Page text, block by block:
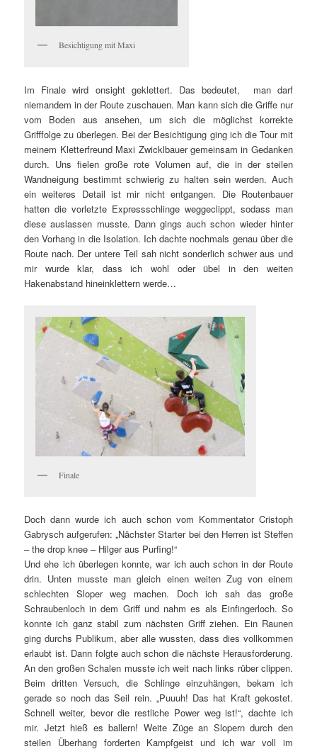
Besichtigung mit Maxi
Im Finale wird onsight geklettert. Das bedeutet, man darf
niemandem in der Route zuschauen. Man kann sich die Griffe nur
vom Boden aus ansehen, um sich die möglichst korrekte
Grifffolge zu überlegen. Bei der Besichtigung ging ich die Tour mit
meinem Kletterfreund Maxi Zwicklbauer gemeinsam in Gedanken
durch. Uns fielen große rote Volumen auf, die in der steilen
Wandneigung bestimmt schwierig zu halten sein werden. Auch
ein weiteres Detail ist mir nicht entgangen. Die Routenbauer
hatten die vorletzte Expressschlinge weggeclippt, sodass man
diese auslassen musste. Dann gings auch schon wieder hinter
den Vorhang in die Isolation. Ich dachte nochmals genau über die
Route nach. Der untere Teil sah nicht sonderlich schwer aus und
mir wurde klar, dass ich wohl oder übel in den weiten
Hakenabstand hineinklettern werde…
Finale
Doch dann wurde ich auch schon vom Kommentator Cristoph
Gabrysch aufgerufen: „Nächster Starter bei den Herren ist Steffen
– the drop knee – Hilger aus Purfing!“
Und ehe ich überlegen konnte, war ich auch schon in der Route
drin. Unten musste man gleich einen weiten Zug von einem
schlechten Sloper weg machen. Doch ich sah das große
Schraubenloch in dem Griff und nahm es als Einfingerloch. So
konnte ich ganz stabil zum nächsten Griff ziehen. Ein Raunen
ging durchs Publikum, aber alle wussten, dass dies vollkommen
erlaubt ist. Dann folgte auch schon die nächste Herausforderung.
An den großen Schalen musste ich weit nach links rüber clippen.
Beim dritten Versuch, die Schlinge einzuhängen, bekam ich
gerade so noch das Seil rein. „Puuuh! Das hat Kraft gekostet.
Schnell weiter, bevor die restliche Power weg ist!“, dachte ich
mir. Jetzt hieß es ballern! Weite Züge an Slopern durch den
steilen Überhang forderten Kampfgeist und ich war voll im